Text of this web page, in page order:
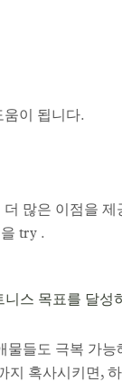
이 됩니다.
많은 이점을 제
try .
스 목표를 달성
들도 극복 가능
지 혹사시키면,